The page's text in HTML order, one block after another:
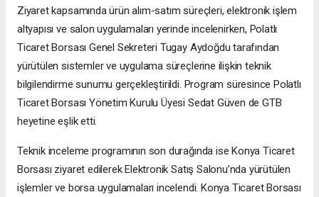
Ziyaret kapsamında ürün alım-satım süreçleri, elektronik işlem
altyapısı ve salon uygulamaları yerinde incelenirken, Polatlı
Ticaret Borsası Genel Sekreteri Tugay Aydoğdu tarafından
yürütülen sistemler ve uygulama süreçlerine ilişkin teknik
bilgilendirme sunumu gerçekleştirildi. Program süresince Polatlı
Ticaret Borsası Yönetim Kurulu Üyesi Sedat Güven de GTB
heyetine eşlik etti.
Teknik inceleme programının son durağında ise Konya Ticaret
Borsası ziyaret edilerek Elektronik Satış Salonu’nda yürütülen
işlemler ve borsa uygulamaları incelendi. Konya Ticaret Borsası